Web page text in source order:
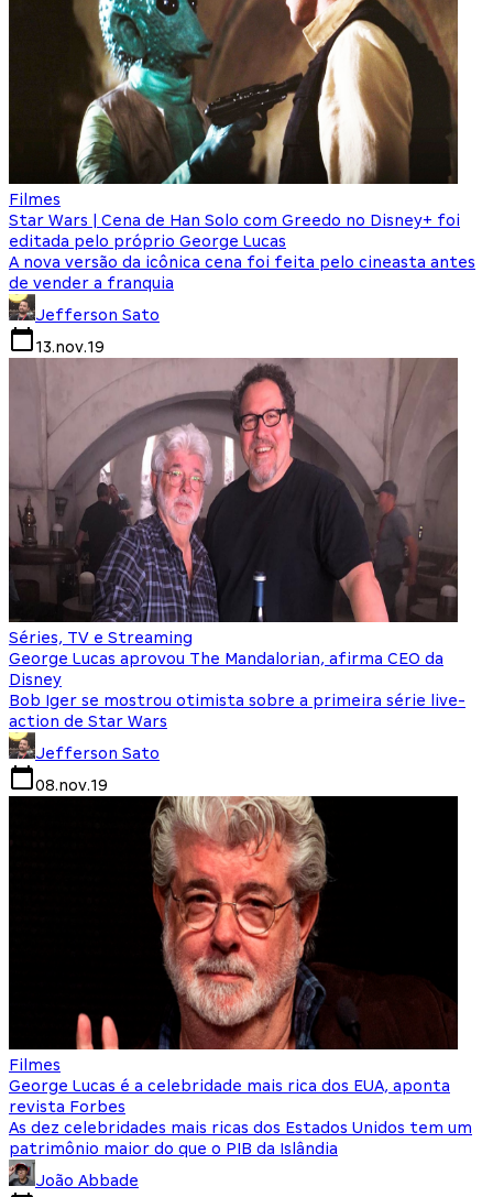
Filmes
Star Wars | Cena de Han Solo com Greedo no Disney+ foi
editada pelo próprio George Lucas
A nova versão da icônica cena foi feita pelo cineasta antes
de vender a franquia
Jefferson Sato
13.nov.19
Séries, TV e Streaming
George Lucas aprovou The Mandalorian, afirma CEO da
Disney
Bob Iger se mostrou otimista sobre a primeira série live-
action de Star Wars
Jefferson Sato
08.nov.19
Filmes
George Lucas é a celebridade mais rica dos EUA, aponta
revista Forbes
As dez celebridades mais ricas dos Estados Unidos tem um
patrimônio maior do que o PIB da Islândia
João Abbade